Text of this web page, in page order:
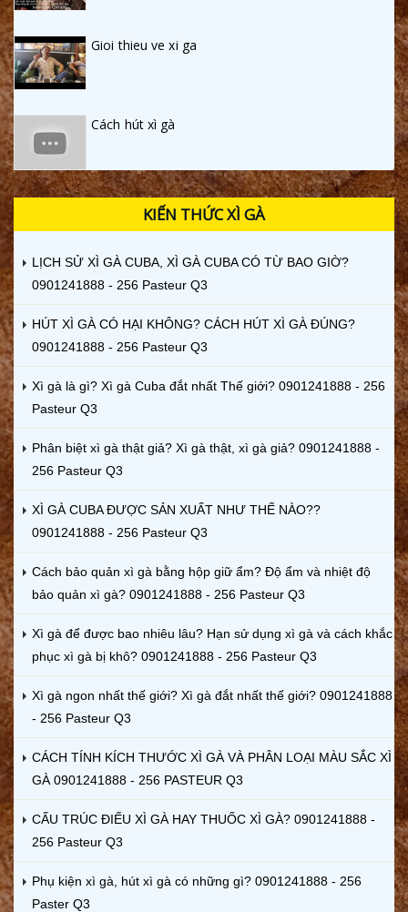
Gioi thieu ve xi ga
Cách hút xì gà
KIẾN THỨC XÌ GÀ
LỊCH SỬ XÌ GÀ CUBA, XÌ GÀ CUBA CÓ TỪ BAO GIỜ?
0901241888 - 256 Pasteur Q3
HÚT XÌ GÀ CÓ HẠI KHÔNG? CÁCH HÚT XÌ GÀ ĐÚNG?
0901241888 - 256 Pasteur Q3
Xì gà là gì? Xì gà Cuba đắt nhất Thế giới? 0901241888 - 256
Pasteur Q3
Phân biệt xì gà thật giả? Xì gà thật, xì gà giả? 0901241888 -
256 Pasteur Q3
XÌ GÀ CUBA ĐƯỢC SẢN XUẤT NHƯ THẾ NÀO??
0901241888 - 256 Pasteur Q3
Cách bảo quản xì gà bằng hộp giữ ẩm? Độ ẩm và nhiệt độ
bảo quản xì gà? 0901241888 - 256 Pasteur Q3
Xì gà để được bao nhiêu lâu? Hạn sử dụng xì gà và cách khắc
phục xì gà bị khô? 0901241888 - 256 Pasteur Q3
Xì gà ngon nhất thế giới? Xì gà đắt nhất thế giới? 0901241888
- 256 Pasteur Q3
CÁCH TÍNH KÍCH THƯỚC XÌ GÀ VÀ PHÂN LOẠI MÀU SẮC XÌ
GÀ 0901241888 - 256 PASTEUR Q3
CẤU TRÚC ĐIẾU XÌ GÀ HAY THUỐC XÌ GÀ? 0901241888 -
256 Pasteur Q3
Phụ kiện xì gà, hút xì gà có những gì? 0901241888 - 256
Paster Q3